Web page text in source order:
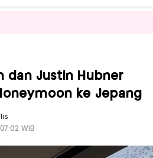
dan Justin Hubner
ke Jepang
WIB